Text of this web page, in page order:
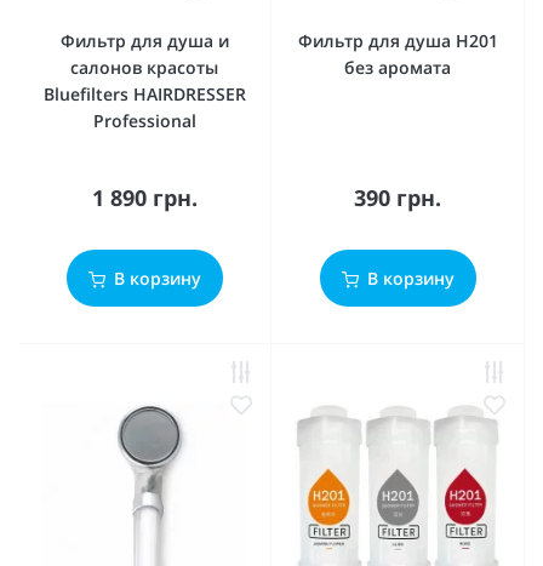
Фильтр для душа и
салонов красоты
Bluefilters HAIRDRESSER
Professional
1 890 грн.
В корзину
Фильтр для душа H201
без аромата
390 грн.
В корзину